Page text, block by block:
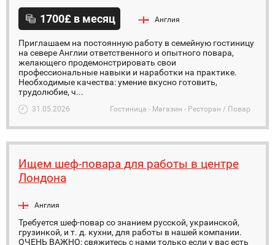
1700£ в месяц Англия
Приглашаем на постоянную работу в семейную гостиницу
на севере Англии ответственного и опытного повара,
желающего продемонстрировать свои
профессиональные навыки и наработки на практике.
Необходимые качества: умение вкусно готовить,
трудолюбие, ч...
31.05.2026 Гостиница - Магазин - Ресторан / Повар
Ищем шеф-повара для работы в центре
Лондона
Англия
Требуется шеф-повар со знанием русской, украинской,
грузинкой, и т. д. кухни, для работы в нашей компании.
ОЧЕНЬ ВАЖНО: свяжитесь с нами только если у вас есть